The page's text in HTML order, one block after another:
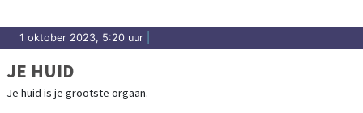
1 oktober 2023, 5:20 uur
JE HUID
Je huid is je grootste orgaan.